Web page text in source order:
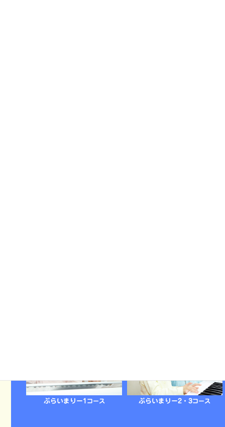
ぷらいまりー1 コース ぷらいまりー2・3コース